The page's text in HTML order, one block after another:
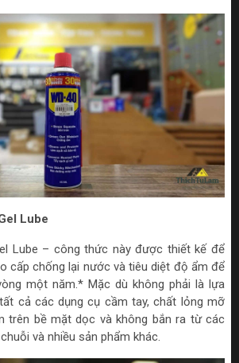
Lube
Lube – công thức này được thiết kế để
cấp chống lại nước và tiêu diệt độ ẩm để
một năm.* Mặc dù không phải là lựa
cả các dụng cụ cầm tay, chất lỏng mỡ
trên bề mặt dọc và không bắn ra từ các
và nhiều sản phẩm khác.